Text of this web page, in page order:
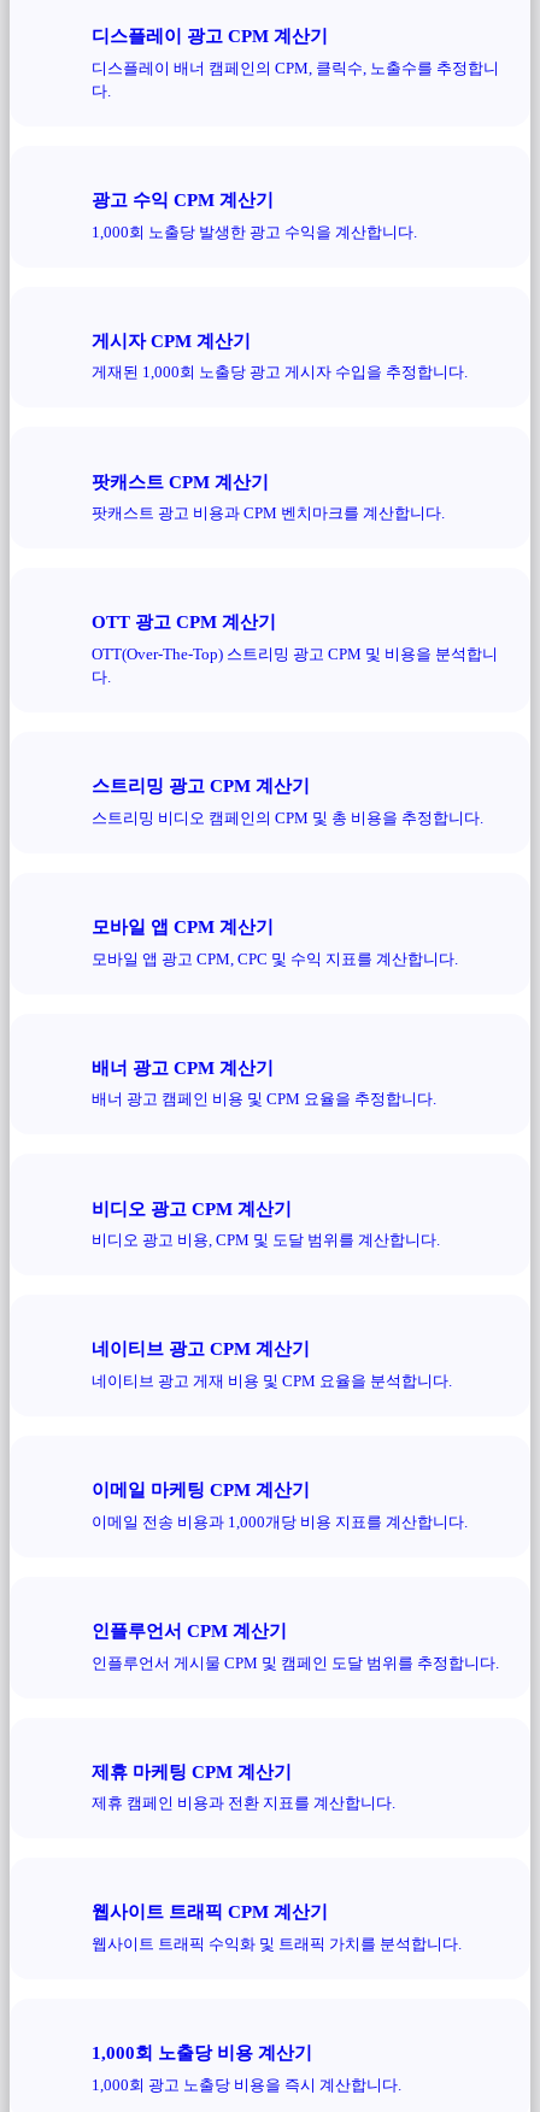
디스플레이 광고 CPM 계산기
디스플레이 배너 캠페인의 CPM, 클릭수, 노출수를 추정합니
다.
광고 수익 CPM 계산기
1,000회 노출당 발생한 광고 수익을 계산합니다.
게시자 CPM 계산기
게재된 1,000회 노출당 광고 게시자 수입을 추정합니다.
팟캐스트 CPM 계산기
팟캐스트 광고 비용과 CPM 벤치마크를 계산합니다.
OTT 광고 CPM 계산기
OTT(Over-The-Top) 스트리밍 광고 CPM 및 비용을 분석합니
다.
스트리밍 광고 CPM 계산기
스트리밍 비디오 캠페인의 CPM 및 총 비용을 추정합니다.
모바일 앱 CPM 계산기
모바일 앱 광고 CPM, CPC 및 수익 지표를 계산합니다.
배너 광고 CPM 계산기
배너 광고 캠페인 비용 및 CPM 요율을 추정합니다.
비디오 광고 CPM 계산기
비디오 광고 비용, CPM 및 도달 범위를 계산합니다.
네이티브 광고 CPM 계산기
네이티브 광고 게재 비용 및 CPM 요율을 분석합니다.
이메일 마케팅 CPM 계산기
이메일 전송 비용과 1,000개당 비용 지표를 계산합니다.
인플루언서 CPM 계산기
인플루언서 게시물 CPM 및 캠페인 도달 범위를 추정합니다.
제휴 마케팅 CPM 계산기
제휴 캠페인 비용과 전환 지표를 계산합니다.
웹사이트 트래픽 CPM 계산기
웹사이트 트래픽 수익화 및 트래픽 가치를 분석합니다.
1,000회 노출당 비용 계산기
1,000회 광고 노출당 비용을 즉시 계산합니다.